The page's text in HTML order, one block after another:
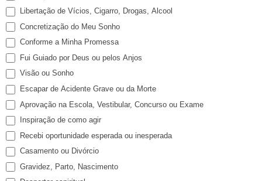
Libertação de Vícios, Cigarro, Drogas, Alcool
Concretização do Meu Sonho
Conforme a Minha Promessa
Fui Guiado por Deus ou pelos Anjos
Visão ou Sonho
Escapar de Acidente Grave ou da Morte
Aprovação na Escola, Vestibular, Concurso ou Exame
Inspiração de como agir
Recebi oportunidade esperada ou inesperada
Casamento ou Divórcio
Gravidez, Parto, Nascimento